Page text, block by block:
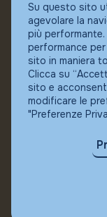
© Fundstore
Collocatore
Banca Ifigest SpA
P.Iva: 04337180485
Su questo sito
agevolare la
più
performance
sito in maniera
Clicca su
sito e
modificare le
"Preferenze